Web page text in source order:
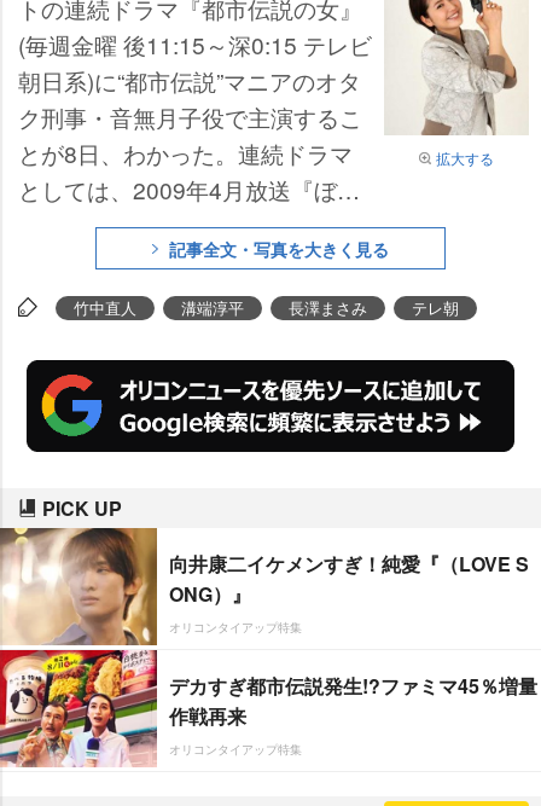
拡大する
トの連続ドラマ『都市伝説の女』
(毎週金曜 後11:15～深0:15 テレビ
朝日系)に“都市伝説”マニアのオタ
ク刑事・音無月子役で主演するこ
とが8日、わかった。連続ドラマ
としては、2009年4月放送『ぼく
の妹』(TBS系)以来、3年ぶりの主
演を務める長澤は「以前からやっ
てみたかった」という刑事役に初
ニアという役どころだ。「私自身
にまつわる都市伝説も大半が真実
じゃなかったりしますけど、それ
白がれちゃう」と事も無げに語る
長澤は「これを機にもっともっと
都市伝説を好きになりたい」とテ
ンション高めに意気込んでいる。
また、月子に一目惚れしたがゆえ
に、無茶な捜査にも率先して付き
合う相棒役で溝端淳平
る。
記事全文・写真を大きく見る
竹中直人 溝端淳平 長澤まさみ テレ朝
PICK UP
向井康二イケメンすぎ！純愛『（LOVE S
ONG）』
オリコンタイアップ特集
デカすぎ都市伝説発生!?ファミマ45％増量
作戦再来
オリコンタイアップ特集